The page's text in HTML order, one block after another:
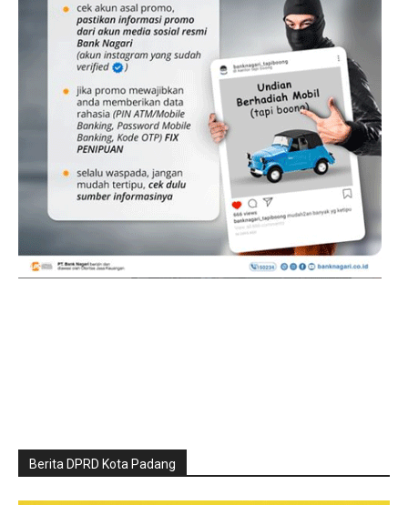
Berita DPRD Kota Padang